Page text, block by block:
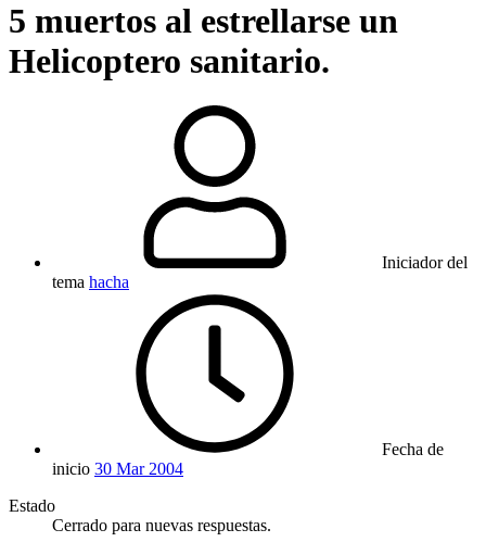
5 muertos al estrellarse un
Helicoptero sanitario.
Iniciador del
tema hacha
Fecha de
inicio 30 Mar 2004
Estado
Cerrado para nuevas respuestas.